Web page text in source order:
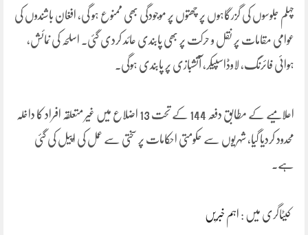
چہلم جلوسوں کی گزرگاہوں پر چھتوں پر موجودگی بھی ممنوع ہو گی، افغان باشندوں کی
عوامی مقامات پر نقل و حرکت پر بھی پابندی عائد کردی گئی۔ اسلحہ کی نمائش،
ہوائی فائرنگ، لاوڈاسپیکر، آتشبازی پر پابندی ہوگی۔
اعلامیے کے مطابق دفعہ 144 کے تحت 13 اضلاع میں غیر متعلقہ افراد کا داخلہ
محدود کردیا گیا، شہریوں سے حکومتی احکامات پر سختی سے عمل کی اپیل کی گئی
ہے۔
کیٹاگری میں : اہم خبریں